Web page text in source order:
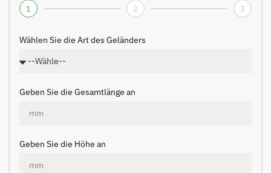
1 2 3
Wählen Sie die Art des Geländers
Geben Sie die Gesamtlänge an
Geben Sie die Höhe an